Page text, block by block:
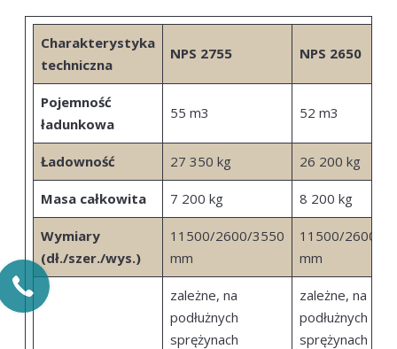
Charakterystyka
techniczna
NPS 2755 NPS 2650
Pojemność
ładunkowa
55 m3 52 m3
Ładowność 27 350 kg 26 200 kg
Masa całkowita 7 200 kg 8 200 kg
Wymiary
(dł./szer./wys.)
11500/2600/3550
mm
11500/2600/
mm
zależne, na
podłużnych
sprężynach
zależne, na
podłużnych
sprężynach